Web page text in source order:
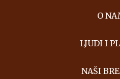
O
LJUDI I
NAŠI